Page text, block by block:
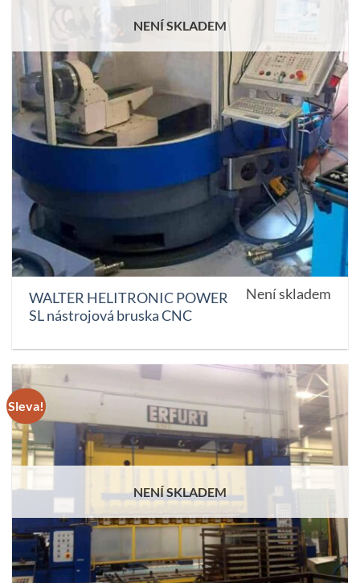
NENÍ SKLADEM
WALTER HELITRONIC POWER
SL nástrojová bruska CNC
Není skladem
Sleva!
NENÍ SKLADEM